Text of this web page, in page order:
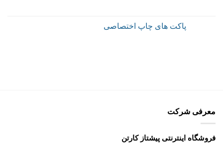
پاکت های چاپ اختصاصی
معرفی شرکت
فروشگاه اینترنتی پیشتاز کارتن